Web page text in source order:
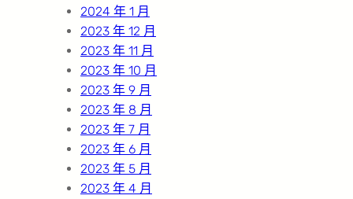
2024 年 1 月
2023 年 12 月
2023 年 11 月
2023 年 10 月
2023 年 9 月
2023 年 8 月
2023 年 7 月
2023 年 6 月
2023 年 5 月
2023 年 4 月